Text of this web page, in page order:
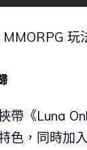
玩
帶《Luna
色，同時加